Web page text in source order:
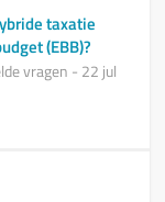
taxatie
(EBB)?
vragen - 22 jul